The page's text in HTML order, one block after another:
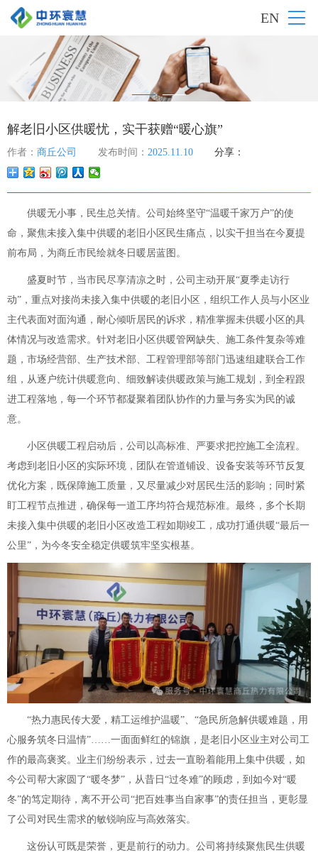
EN
解老旧小区供暖忧，实干获赠“暖心旗”
作者： 商丘公司 发布时间： 2025.11.10 分享：
供暖无小事，民生总关情。公司始终坚守“温暖千家万户”的使
命，聚焦未接入集中供暖的老旧小区民生痛点，以实干担当在今夏提
前布局，为商丘市民绘就冬日暖居蓝图。
盛夏时节，当市民尽享清凉之时，公司主动开展“夏季走访行
动”，重点对接尚未接入集中供暖的老旧小区，组织工作人员与小区业
主代表面对面沟通，耐心倾听居民的诉求，精准掌握未供暖小区的具
体情况与改造需求。针对老旧小区供暖管网缺失、施工条件复杂等难
题，市场经营部、生产技术部、工程管理部等部门迅速组建联合工作
组，从逐户统计供暖意向、细致解读供暖政策与施工规划，到全程跟
进工程落地，每一个环节都凝聚着团队协作的力量与务实为民的诚
意。
小区供暖工程启动后，公司以高标准、严要求把控施工全流程。
考虑到老旧小区的实际环境，团队在管道铺设、设备安装等环节反复
优化方案，既保障施工质量，又尽量减少对居民生活的影响；同时紧
盯工程节点推进，确保每一道工序均符合规范标准。最终，多个长期
未接入集中供暖的老旧小区改造工程如期竣工，成功打通供暖“最后一
公里”，为今冬安全稳定供暖筑牢坚实根基。
“热力惠民传大爱，精工运维护温暖”、“急民所急解供暖难题，用
心服务筑冬日温情”……一面面鲜红的锦旗，是老旧小区业主对公司工
作的最高褒奖。业主们纷纷表示，过去一直盼着能用上集中供暖，如
今公司帮大家圆了“暖冬梦”，从昔日“过冬难”的顾虑，到如今对“暖
冬”的笃定期待，离不开公司“把百姓事当自家事”的责任担当，更彰显
了公司对民生需求的敏锐响应与高效落实。
这份认可既是荣誉，更是前行的动力。公司将持续聚焦民生供暖